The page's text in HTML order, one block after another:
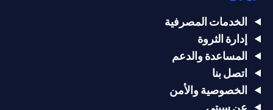
الخدمات المصرفية
إدارة الثروة
المساعدة والدعم
اتصل بنا
الخصوصية والأمن
عن سيتي